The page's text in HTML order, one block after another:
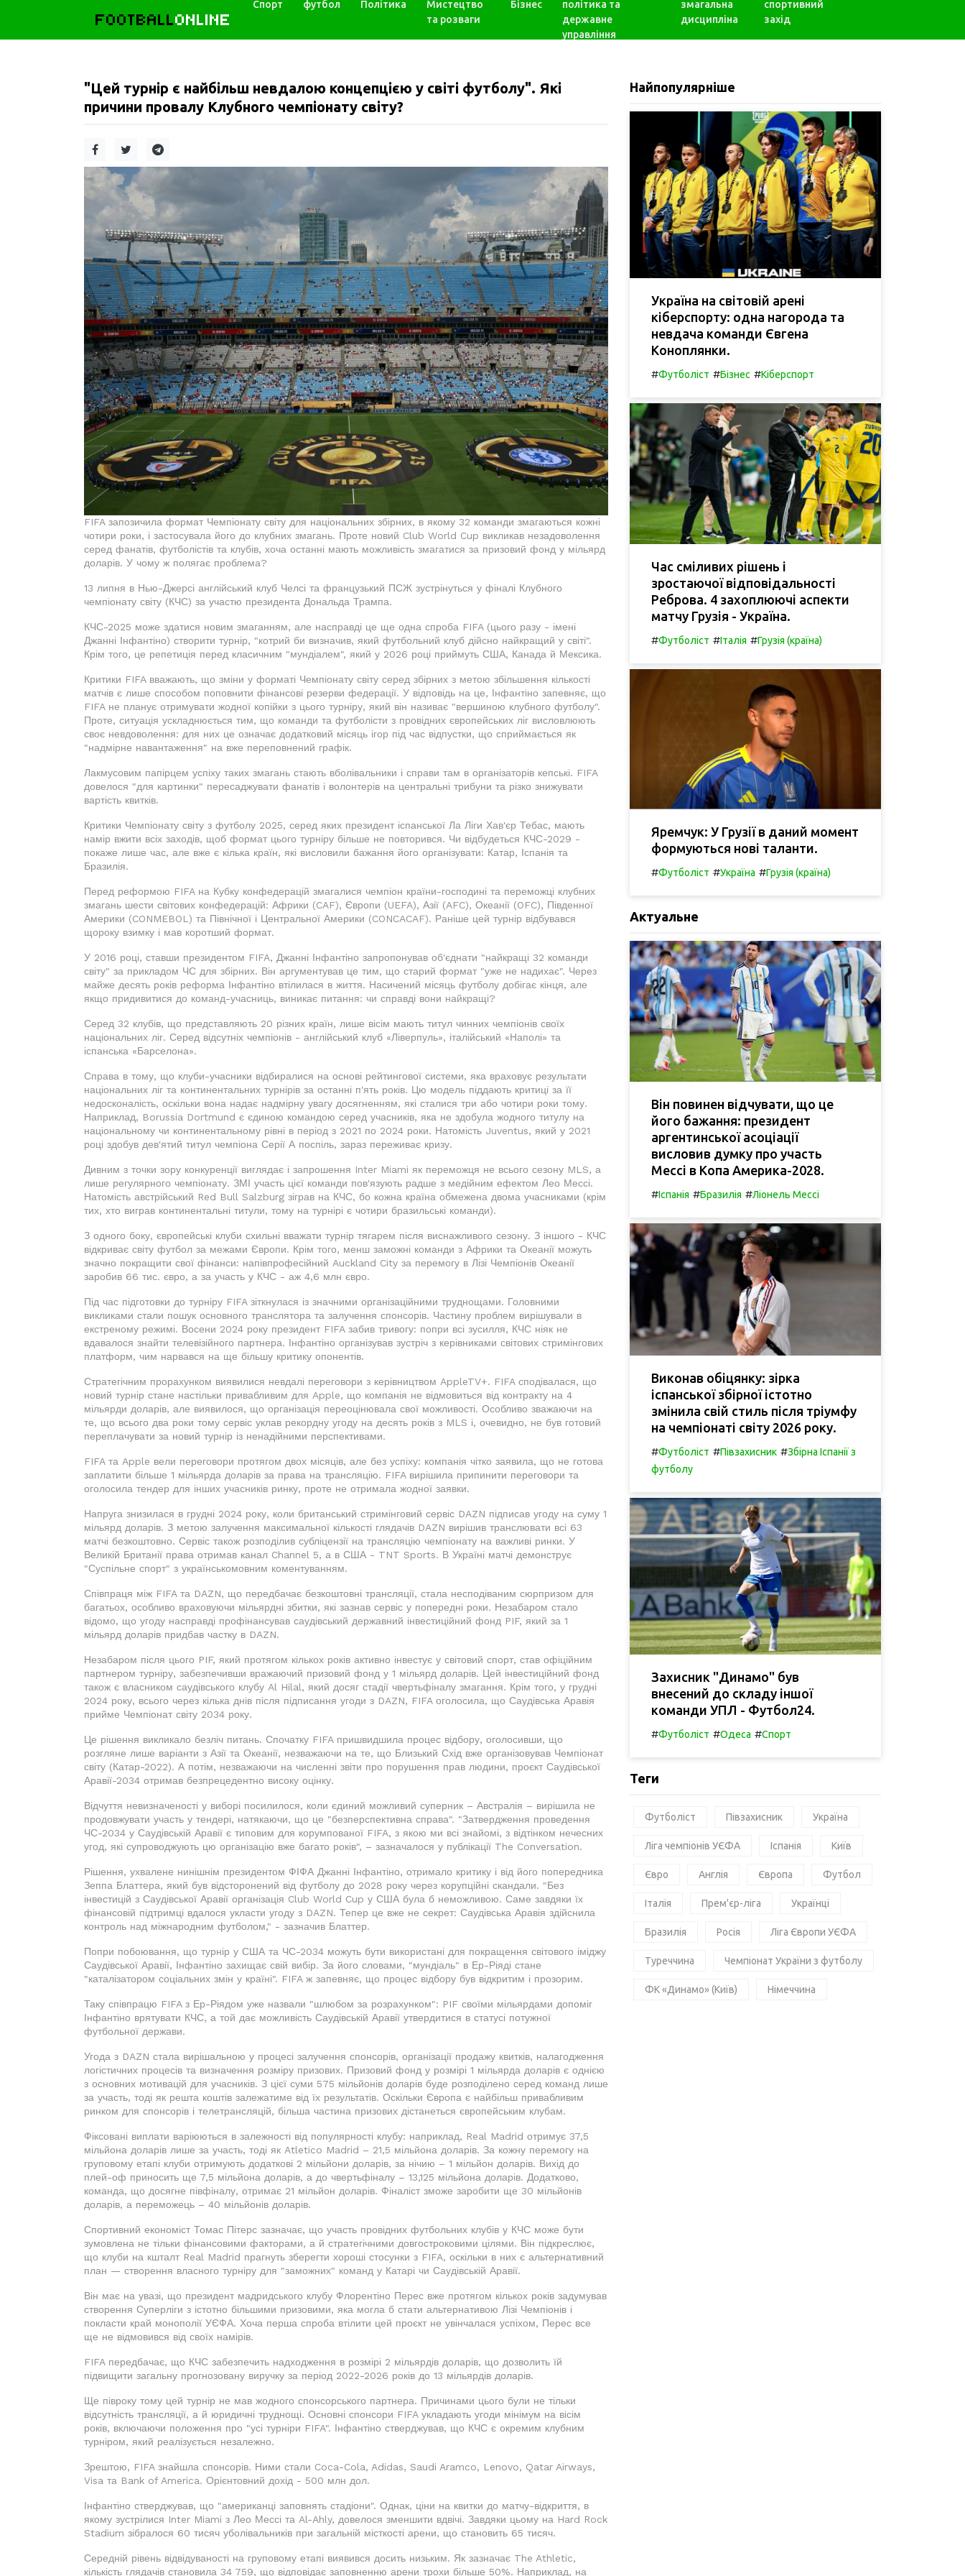
FOOTBALLONLINE
Спорт футбол Політика
Мистецтво
та розваги
Бізнес
політика та
державне
управління
змагальна
дисципліна
спортивний
захід
"Цей турнір є найбільш невдалою концепцією у світі футболу". Які
причини провалу Клубного чемпіонату світу?
FIFA запозичила формат Чемпіонату світу для національних збірних, в якому 32 команди змагаються кожні
чотири роки, і застосувала його до клубних змагань. Проте новий Club World Cup викликав незадоволення
серед фанатів, футболістів та клубів, хоча останні мають можливість змагатися за призовий фонд у мільярд
доларів. У чому ж полягає проблема?
13 липня в Нью-Джерсі англійський клуб Челсі та французький ПСЖ зустрінуться у фіналі Клубного
чемпіонату світу (КЧС) за участю президента Дональда Трампа.
КЧС-2025 може здатися новим змаганням, але насправді це ще одна спроба FIFA (цього разу - імені
Джанні Інфантіно) створити турнір, "котрий би визначив, який футбольний клуб дійсно найкращий у світі".
Крім того, це репетиція перед класичним "мундіалем", який у 2026 році приймуть США, Канада й Мексика.
Критики FIFA вважають, що зміни у форматі Чемпіонату світу серед збірних з метою збільшення кількості
матчів є лише способом поповнити фінансові резерви федерації. У відповідь на це, Інфантіно запевняє, що
FIFA не планує отримувати жодної копійки з цього турніру, який він називає "вершиною клубного футболу".
Проте, ситуація ускладнюється тим, що команди та футболісти з провідних європейських ліг висловлюють
своє невдоволення: для них це означає додатковий місяць ігор під час відпустки, що сприймається як
"надмірне навантаження" на вже переповнений графік.
Лакмусовим папірцем успіху таких змагань стають вболівальники і справи там в організаторів кепські. FIFA
довелося "для картинки" пересаджувати фанатів і волонтерів на центральні трибуни та різко знижувати
вартість квитків.
Критики Чемпіонату світу з футболу 2025, серед яких президент іспанської Ла Ліги Хав'єр Тебас, мають
намір вжити всіх заходів, щоб формат цього турніру більше не повторився. Чи відбудеться КЧС-2029 -
покаже лише час, але вже є кілька країн, які висловили бажання його організувати: Катар, Іспанія та
Бразилія.
Перед реформою FIFA на Кубку конфедерацій змагалися чемпіон країни-господині та переможці клубних
змагань шести світових конфедерацій: Африки (CAF), Європи (UEFA), Азії (AFC), Океанії (OFC), Південної
Америки (CONMEBOL) та Північної і Центральної Америки (CONCACAF). Раніше цей турнір відбувався
щороку взимку і мав коротший формат.
У 2016 році, ставши президентом FIFA, Джанні Інфантіно запропонував об'єднати "найкращі 32 команди
світу" за прикладом ЧС для збірних. Він аргументував це тим, що старий формат "уже не надихає". Через
майже десять років реформа Інфантіно втілилася в життя. Насичений місяць футболу добігає кінця, але
якщо придивитися до команд-учасниць, виникає питання: чи справді вони найкращі?
Серед 32 клубів, що представляють 20 різних країн, лише вісім мають титул чинних чемпіонів своїх
національних ліг. Серед відсутніх чемпіонів - англійський клуб «Ліверпуль», італійський «Наполі» та
іспанська «Барселона».
Справа в тому, що клуби-учасники відбиралися на основі рейтингової системи, яка враховує результати
національних ліг та континентальних турнірів за останні п'ять років. Цю модель піддають критиці за її
недосконалість, оскільки вона надає надмірну увагу досягненням, які сталися три або чотири роки тому.
Наприклад, Borussia Dortmund є єдиною командою серед учасників, яка не здобула жодного титулу на
національному чи континентальному рівні в період з 2021 по 2024 роки. Натомість Juventus, який у 2021
році здобув дев'ятий титул чемпіона Серії А поспіль, зараз переживає кризу.
Дивним з точки зору конкуренції виглядає і запрошення Inter Miami як переможця не всього сезону MLS, а
лише регулярного чемпіонату. ЗМІ участь цієї команди пов'язують радше з медійним ефектом Лео Мессі.
Натомість австрійський Red Bull Salzburg зіграв на КЧС, бо кожна країна обмежена двома учасниками (крім
тих, хто виграв континентальні титули, тому на турнірі є чотири бразильські команди).
З одного боку, європейські клуби схильні вважати турнір тягарем після виснажливого сезону. З іншого - КЧС
відкриває світу футбол за межами Європи. Крім того, менш заможні команди з Африки та Океанії можуть
значно покращити свої фінанси: напівпрофесійний Auckland City за перемогу в Лізі Чемпіонів Океанії
заробив 66 тис. євро, а за участь у КЧС - аж 4,6 млн євро.
Під час підготовки до турніру FIFA зіткнулася із значними організаційними труднощами. Головними
викликами стали пошук основного транслятора та залучення спонсорів. Частину проблем вирішували в
екстреному режимі. Восени 2024 року президент FIFA забив тривогу: попри всі зусилля, КЧС ніяк не
вдавалося знайти телевізійного партнера. Інфантіно організував зустріч з керівниками світових стримінгових
платформ, чим нарвався на ще більшу критику опонентів.
Стратегічним прорахунком виявилися невдалі переговори з керівництвом AppleTV+. FIFA сподівалася, що
новий турнір стане настільки привабливим для Apple, що компанія не відмовиться від контракту на 4
мільярди доларів, але виявилося, що організація переоцінювала свої можливості. Особливо зважаючи на
те, що всього два роки тому сервіс уклав рекордну угоду на десять років з MLS і, очевидно, не був готовий
переплачувати за новий турнір із ненадійними перспективами.
FIFA та Apple вели переговори протягом двох місяців, але без успіху: компанія чітко заявила, що не готова
заплатити більше 1 мільярда доларів за права на трансляцію. FIFA вирішила припинити переговори та
оголосила тендер для інших учасників ринку, проте не отримала жодної заявки.
Напруга знизилася в грудні 2024 року, коли британський стримінговий сервіс DAZN підписав угоду на суму 1
мільярд доларів. З метою залучення максимальної кількості глядачів DAZN вирішив транслювати всі 63
матчі безкоштовно. Сервіс також розподілив субліцензії на трансляцію чемпіонату на важливі ринки. У
Великій Британії права отримав канал Channel 5, а в США - TNT Sports. В Україні матчі демонструє
"Суспільне спорт" з українськомовним коментуванням.
Співпраця між FIFA та DAZN, що передбачає безкоштовні трансляції, стала несподіваним сюрпризом для
багатьох, особливо враховуючи мільярдні збитки, які зазнав сервіс у попередні роки. Незабаром стало
відомо, що угоду насправді профінансував саудівський державний інвестиційний фонд PIF, який за 1
мільярд доларів придбав частку в DAZN.
Незабаром після цього PIF, який протягом кількох років активно інвестує у світовий спорт, став офіційним
партнером турніру, забезпечивши вражаючий призовий фонд у 1 мільярд доларів. Цей інвестиційний фонд
також є власником саудівського клубу Al Hilal, який досяг стадії чвертьфіналу змагання. Крім того, у грудні
2024 року, всього через кілька днів після підписання угоди з DAZN, FIFA оголосила, що Саудівська Аравія
прийме Чемпіонат світу 2034 року.
Це рішення викликало безліч питань. Спочатку FIFA пришвидшила процес відбору, оголосивши, що
розгляне лише варіанти з Азії та Океанії, незважаючи на те, що Близький Схід вже організовував Чемпіонат
світу (Катар-2022). А потім, незважаючи на численні звіти про порушення прав людини, проєкт Саудівської
Аравії-2034 отримав безпрецедентно високу оцінку.
Відчуття невизначеності у виборі посилилося, коли єдиний можливий суперник – Австралія – вирішила не
продовжувати участь у тендері, натякаючи, що це "безперспективна справа". "Затвердження проведення
ЧС-2034 у Саудівській Аравії є типовим для корумпованої FIFA, з якою ми всі знайомі, з відтінком нечесних
угод, які супроводжують цю організацію вже багато років", – зазначалося у публікації The Conversation.
Рішення, ухвалене нинішнім президентом ФІФА Джанні Інфантіно, отримало критику і від його попередника
Зеппа Блаттера, який був відсторонений від футболу до 2028 року через корупційні скандали. "Без
інвестицій з Саудівської Аравії організація Club World Cup у США була б неможливою. Саме завдяки їх
фінансовій підтримці вдалося укласти угоду з DAZN. Тепер це вже не секрет: Саудівська Аравія здійснила
контроль над міжнародним футболом," - зазначив Блаттер.
Попри побоювання, що турнір у США та ЧС-2034 можуть бути використані для покращення світового іміджу
Саудівської Аравії, Інфантіно захищає свій вибір. За його словами, "мундіаль" в Ер-Ріяді стане
"каталізатором соціальних змін у країні". FIFA ж запевняє, що процес відбору був відкритим і прозорим.
Таку співпрацю FIFA з Ер-Ріядом уже назвали "шлюбом за розрахунком": PIF своїми мільярдами допоміг
Інфантіно врятувати КЧС, а той дає можливість Саудівській Аравії утвердитися в статусі потужної
футбольної держави.
Угода з DAZN стала вирішальною у процесі залучення спонсорів, організації продажу квитків, налагодження
логістичних процесів та визначення розміру призових. Призовий фонд у розмірі 1 мільярда доларів є однією
з основних мотивацій для учасників. З цієї суми 575 мільйонів доларів буде розподілено серед команд лише
за участь, тоді як решта коштів залежатиме від їх результатів. Оскільки Європа є найбільш привабливим
ринком для спонсорів і телетрансляцій, більша частина призових дістанеться європейським клубам.
Фіксовані виплати варіюються в залежності від популярності клубу: наприклад, Real Madrid отримує 37,5
мільйона доларів лише за участь, тоді як Atletico Madrid – 21,5 мільйона доларів. За кожну перемогу на
груповому етапі клуби отримують додаткові 2 мільйони доларів, за нічию – 1 мільйон доларів. Вихід до
плей-оф приносить ще 7,5 мільйона доларів, а до чвертьфіналу – 13,125 мільйона доларів. Додатково,
команда, що досягне півфіналу, отримає 21 мільйон доларів. Фіналіст зможе заробити ще 30 мільйонів
доларів, а переможець – 40 мільйонів доларів.
Спортивний економіст Томас Пітерс зазначає, що участь провідних футбольних клубів у КЧС може бути
зумовлена не тільки фінансовими факторами, а й стратегічними довгостроковими цілями. Він підкреслює,
що клуби на кшталт Real Madrid прагнуть зберегти хороші стосунки з FIFA, оскільки в них є альтернативний
план — створення власного турніру для "заможних" команд у Катарі чи Саудівській Аравії.
Він має на увазі, що президент мадридського клубу Флорентіно Перес вже протягом кількох років задумував
створення Суперліги з істотно більшими призовими, яка могла б стати альтернативою Лізі Чемпіонів і
покласти край монополії УЄФА. Хоча перша спроба втілити цей проєкт не увінчалася успіхом, Перес все
ще не відмовився від своїх намірів.
FIFA передбачає, що КЧС забезпечить надходження в розмірі 2 мільярдів доларів, що дозволить їй
підвищити загальну прогнозовану виручку за період 2022-2026 років до 13 мільярдів доларів.
Ще півроку тому цей турнір не мав жодного спонсорського партнера. Причинами цього були не тільки
відсутність трансляції, а й юридичні труднощі. Основні спонсори FIFA укладають угоди мінімум на вісім
років, включаючи положення про "усі турніри FIFA". Інфантіно стверджував, що КЧС є окремим клубним
турніром, який реалізується незалежно.
Зрештою, FIFA знайшла спонсорів. Ними стали Coca-Cola, Adidas, Saudi Aramco, Lenovo, Qatar Airways,
Visa та Bank of America. Орієнтовний дохід - 500 млн дол.
Інфантіно стверджував, що "американці заповнять стадіони". Однак, ціни на квитки до матчу-відкриття, в
якому зустрілися Inter Miami з Лео Мессі та Al-Ahly, довелося зменшити вдвічі. Завдяки цьому на Hard Rock
Stadium зібралося 60 тисяч уболівальників при загальній місткості арени, що становить 65 тисяч.
Середній рівень відвідуваності на груповому етапі виявився досить низьким. Як зазначає The Athletic,
кількість глядачів становила 34 759, що відповідає заповненню арени трохи більше 50%. Наприклад, на
Найпопулярніше
Україна на світовій арені
кіберспорту: одна нагорода та
невдача команди Євгена
Коноплянки.
#Футболіст #Бізнес #Кіберспорт
Час сміливих рішень і
зростаючої відповідальності
Реброва. 4 захоплюючі аспекти
матчу Грузія - Україна.
#Футболіст #Італія #Грузія (країна)
Яремчук: У Грузії в даний момент
формуються нові таланти.
#Футболіст #Україна #Грузія (країна)
Актуальне
Він повинен відчувати, що це
його бажання: президент
аргентинської асоціації
висловив думку про участь
Мессі в Копа Америка-2028.
#Іспанія #Бразилія #Ліонель Мессі
Виконав обіцянку: зірка
іспанської збірної істотно
змінила свій стиль після тріумфу
на чемпіонаті світу 2026 року.
#Футболіст #Півзахисник #Збірна Іспанії з
футболу
Захисник "Динамо" був
внесений до складу іншої
команди УПЛ - Футбол24.
#Футболіст #Одеса #Спорт
Теги
Футболіст Півзахисник Україна
Ліга чемпіонів УЄФА Іспанія Київ
Євро Англія Європа Футбол
Італія Прем'єр-ліга Українці
Бразилія Росія Ліга Європи УЄФА
Туреччина Чемпіонат України з футболу
ФК «Динамо» (Київ) Німеччина